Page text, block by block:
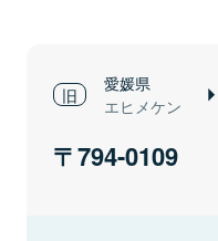
愛媛県
エヒメケン
794-0109